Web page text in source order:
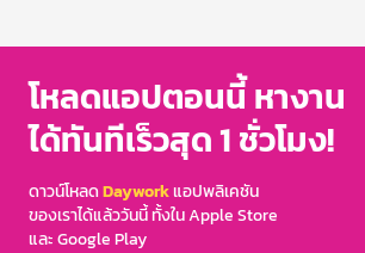
โหลดแอปตอนนี้ หางาน
ได้ทันทีเร็วสุด 1 ชั่วโมง!
ดาวน์โหลดDayworkแอปพลิเคชัน
ของเราได้แล้ววันนี้ ทั้งใน Apple Store
และ Google Play